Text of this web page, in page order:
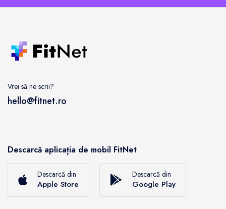
Vrei să ne scrii?
hello@fitnet.ro
Descarcă aplicația de mobil FitNet
Descarcă din
Apple Store
Descarcă din
Google Play